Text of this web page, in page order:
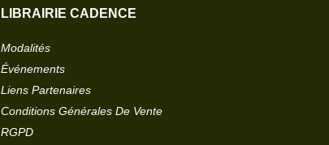
LIBRAIRIE CADENCE
Modalités
Événements
Liens Partenaires
Conditions Générales De Vente
RGPD